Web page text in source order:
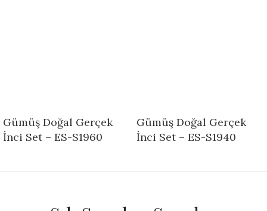
Gümüş Doğal Gerçek
İnci Set – ES-S1960
Gümüş Doğal Gerçek
İnci Set – ES-S1940